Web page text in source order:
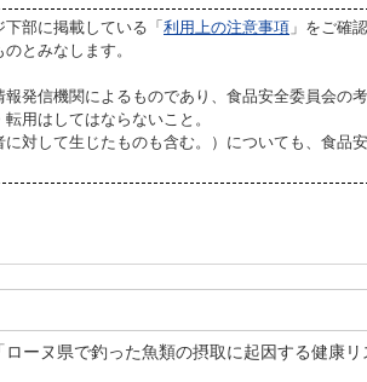
部に掲載している「 利用上の注意事項 」をご確
とみなします。
発信機関によるものであり、食品安全委員会の
用はしてはならないこと。
対して生じたものも含む。）についても、食品
ーヌ県で釣った魚類の摂取に起因する健康